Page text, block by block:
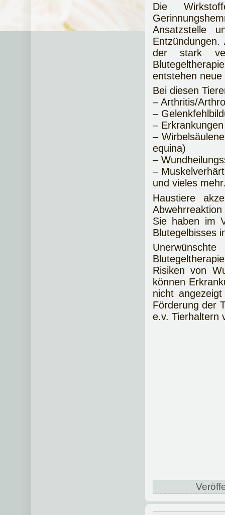
Die
Ansatzstelle
der stark
entstehen
Bei diesen
– Arthritis/
–
–
–
equina)
–
–
und vieles
Haustiere
Sie haben im
Blutegelbisses
Risiken von
können
nicht
Förderung der
e.v. Tierhaltern